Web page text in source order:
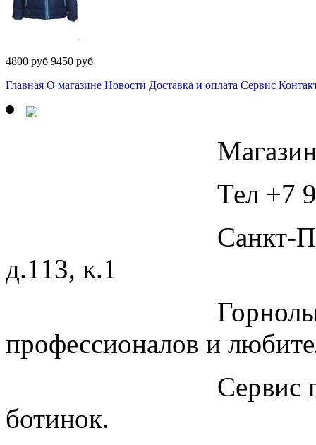
4800 руб 9450 руб
Главная О магазине Новости Доставка и оплата Сервис
Тел +7
Санкт-
д.113, к.1
профессионалов и
Сервис
ботинок.